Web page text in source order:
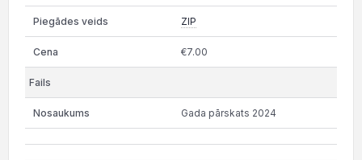
ZIP
€7.00
Gada pārskats 2024